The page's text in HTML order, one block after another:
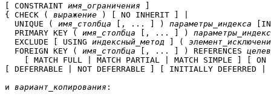
[ CONSTRAINT имя_ограничения ]
{ CHECK ( выражение ) [ NO INHERIT ] |
  UNIQUE (
имя_столбца [, ... ] ) параметры_индекса [
  PRIMARY KEY (
имя_столбца [, ... ] )
  EXCLUDE [ USING
индексный_метод ] (
  FOREIGN KEY (
имя_столбца [, ... ] ) REFERENCES
[ MATCH FULL | MATCH PARTIAL | MATCH SIMPLE ] [
[ DEFERRABLE | NOT DEFERRABLE ] [ INITIALLY DEFERRED
и вариант_копирования :